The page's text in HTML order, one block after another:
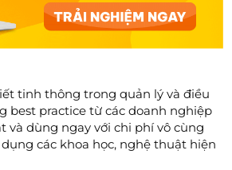
tinh thông trong quản lý và điều
best practice từ các doanh nghiệp
và dùng ngay với chi phí vô cùng
các khoa học, nghệ thuật hiện